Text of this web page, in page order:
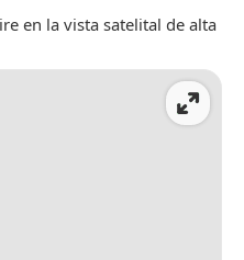
en la vista satelital de alta